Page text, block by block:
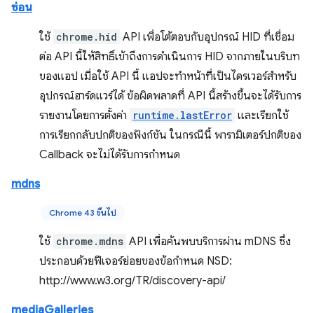
ซ่อน
ใช้ chrome.hid API เพื่อโต้ตอบกับอุปกรณ์ HID ที่เชื่อม
ต่อ API นี้ให้สิทธิ์เข้าถึงการดำเนินการ HID จากภายในบริบท
ของแอป เมื่อใช้ API นี้ แอปจะทำหน้าที่เป็นไดรเวอร์สำหรับ
อุปกรณ์ฮาร์ดแวร์ได้ ข้อผิดพลาดที่ API นี้สร้างขึ้นจะได้รับการ
รายงานโดยการตั้งค่า runtime.lastError และเรียกใช้
การเรียกกลับปกติของฟังก์ชัน ในกรณีนี้ พารามิเตอร์ปกติของ
Callback จะไม่ได้รับการกำหนด
mdns
Chrome 43 ขึ้นไป
ใช้ chrome.mdns API เพื่อค้นพบบริการผ่าน mDNS ซึ่ง
ประกอบด้วยฟีเจอร์ย่อยของข้อกำหนด NSD:
http://www.w3.org/TR/discovery-api/
mediaGalleries